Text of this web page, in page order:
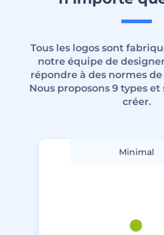
Tous les logos sont
notre équipe de
répondre à des normes
Nous proposons 9 types et
créer.
Minimal